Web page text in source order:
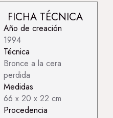
FICHA TÉCNICA
Año de creación
1994
Técnica
Bronce a la cera
perdida
Medidas
66 x 20 x 22 cm
Procedencia